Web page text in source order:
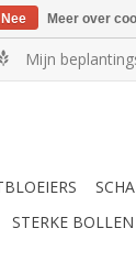
Mijn
STERKE
Nee Meer over